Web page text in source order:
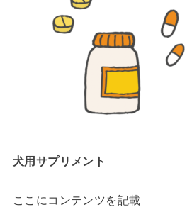
犬用サプリメント
ここにコンテンツを記載